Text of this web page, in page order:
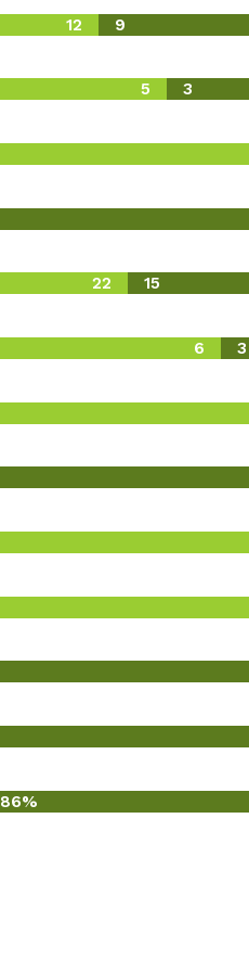
12 9
5 3
22 15
6 3
86%